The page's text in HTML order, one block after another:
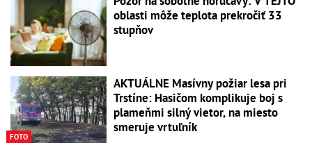
oblasti môže teplota prekročiť 33
stupňov
FOTO
AKTUÁLNE Masívny požiar lesa pri
Trstíne: Hasičom komplikuje boj s
plameňmi silný vietor, na miesto
smeruje vrtuľník